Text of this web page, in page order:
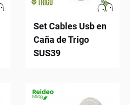
Set Cables Usb en
Caña de Trigo
SUS39